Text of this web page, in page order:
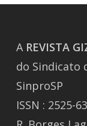
A REVISTA
do Sindicato
SinproSP
ISSN : 2525-